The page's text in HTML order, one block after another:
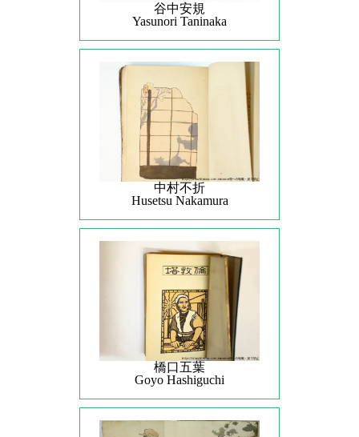
谷中安規
Yasunori Taninaka
中村不折
Husetsu Nakamura
橋口五葉
Goyo Hashiguchi